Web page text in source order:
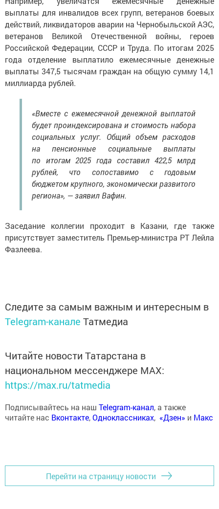
выплаты для инвалидов всех групп, ветеранов боевых
действий, ликвидаторов аварии на Чернобыльской АЭС,
ветеранов Великой Отечественной войны, героев
Российской Федерации, СССР и Труда. По итогам 2025
года отделение выплатило ежемесячные денежные
выплаты 347,5 тысячам граждан на общую сумму 14,1
миллиарда рублей.
«Вместе с ежемесячной денежной выплатой
будет проиндексирована и стоимость набора
социальных услуг. Общий объем расходов
на пенсионные социальные выплаты
по итогам 2025 года составил 422,5 млрд
рублей, что сопоставимо с годовым
бюджетом крупного, экономически развитого
региона», — заявил Вафин.
Заседание коллегии проходит в Казани, где также
присутствует заместитель Премьер-министра РТ Лейла
Фазлеева.
Следите за самым важным и интересным в
Telegram-канале Татмедиа
Читайте новости Татарстана в
национальном мессенджере MАХ:
https://max.ru/tatmedia
Подписывайтесь на наш Telegram-канал, а также
читайте нас Вконтакте,Одноклассниках, «Дзен» и Макс
Перейти на страницу новости